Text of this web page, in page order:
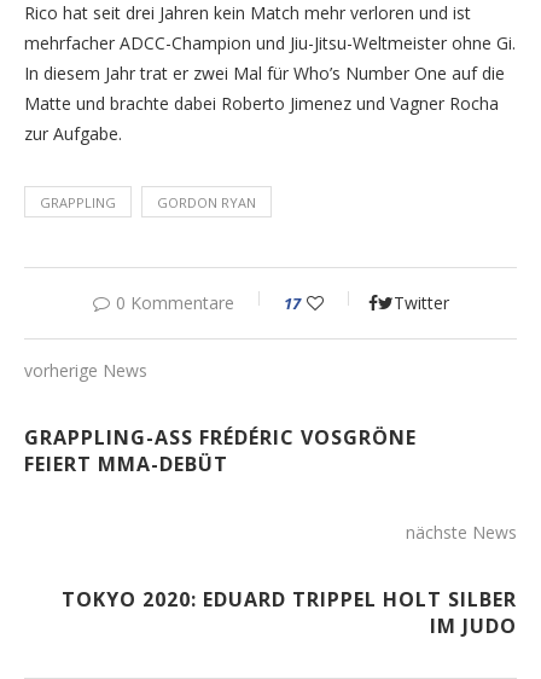
Rico hat seit drei Jahren kein Match mehr verloren und ist
mehrfacher ADCC-Champion und Jiu-Jitsu-Weltmeister ohne Gi.
In diesem Jahr trat er zwei Mal für Who’s Number One auf die
Matte und brachte dabei Roberto Jimenez und Vagner Rocha
zur Aufgabe.
GRAPPLING GORDON RYAN
0 Kommentare 17 Twitter
vorherige News
GRAPPLING-ASS FRÉDÉRIC VOSGRÖNE
FEIERT MMA-DEBÜT
nächste News
TOKYO 2020: EDUARD TRIPPEL HOLT SILBER
IM JUDO